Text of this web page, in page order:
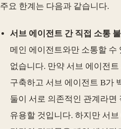
주요 한계는 다음과 같습니다.
서브 에이전트 간 직접 소통
메인 에이전트와만 소통할 수
없습니다. 만약 서브 에이전
구축하고 서브 에이전트 B가
둘이 서로 의존적인 관계라면
유용할 것입니다. 하지만 서